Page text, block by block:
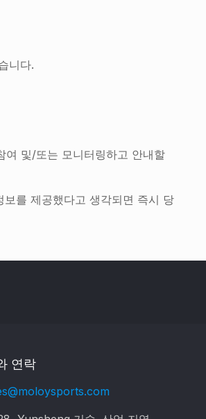
니다.
여 및/또는 모니터링하고 안내할
를 제공했다고 생각되면 즉시 당
연락